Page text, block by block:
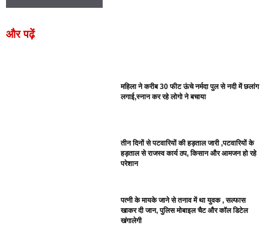
और पढ़ें
महिला ने करीब 30 फीट ऊंचे नर्मदा पुल से नदी में छलांग
लगाई,स्नान कर रहे लोगो ने बचाया
तीन दिनों से पटवारियों की हड़ताल जारी ,पटवारियों के
हड़ताल से राजस्व कार्य ठप, किसान और आमजन हो रहे
परेशान
पत्नी के मायके जाने से तनाव में था युवक , सल्फास
खाकर दी जान, पुलिस मोबाइल चैट और कॉल डिटेल
खंगालेगी